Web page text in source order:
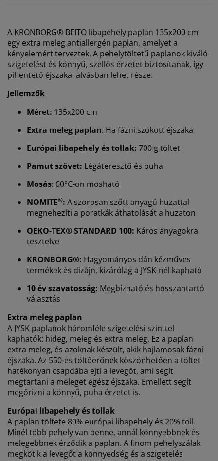
A KRONBORG® BEITO libapehely paplan 135x200 cm
egy extra meleg antiallergén paplan, amelyet a
kényelemért terveztek. A pehelytöltetű paplanok kiváló
szigetelést és könnyű, szellős érzetet biztosítanak, így
pihentető éjszakai alvásban lehet része.
Jellemzők
Méret: 135x200 cm
Extra meleg paplan: Ha fázni szokott éjszaka
Európai libapehely és tollak: 700 g töltet
Pamut szövet: Légáteresztő és puha
Mosás: 60°C-on mosható
NOMITE®: A szorosan szőtt anyagú huzattal
megnehezíti a poratkák áthatolását a huzaton
OEKO-TEX® STANDARD 100: Káros anyagokra
tesztelve
KRONBORG®: Hagyományos dán kézműves
termékek és dizájn, kizárólag a JYSK-nél kapható
10 év szavatosság: Megbízható és hosszantartó
választás
Extra meleg paplan
A JYSK paplanok háromféle szigetelési szinttel
kaphatók: hideg, meleg és extra meleg. Ez a paplan
extra meleg, és azoknak készült, akik hajlamosak fázni
éjszaka. Az 550-es töltőerőnek köszönhetően a töltet
hatékonyan csapdába ejti a levegőt, ami segít
megtartani a meleget egész éjszaka. Emellett segít
megőrizni a könnyű, puha érzetet is.
Európai libapehely és tollak
A paplan töltete 80% európai libapehely és 20% toll.
Minél több pehely van benne, annál könnyebbnek és
melegebbnek érződik a paplan. A finom pehelyszálak
megkötik a levegőt a könnyedség és a szigetelés
Személyre szabott élményt nyújtunk
A JYSK-nél sütiket és mobilazonosítókat használunk a
weboldalunkon tett látogatások kellemes élményének
biztosítása érdekében. A sütik információkat gyűjtenek
Önről a funkcionalitás biztosítása, a statisztikák és a
Marketing sütik elfogadásakor megosztjuk böngészési
adatait marketingpartnerekkel (pl. Google, Meta és
TikTok) személyre szabott és statikus hirdetések
megjelenítése érdekében. A célokról bővebben a
„Módosítás” részben olvashat, és a hozzájárulását a
süti ikonra kattintva visszavonhatja. Az „Összes
elfogadása” gombra kattintva mindhárom célhoz
hozzájárul. Olvasson többet a
gyűjtéséről és feldolgozásáról, valamint a
szabályzatunkról